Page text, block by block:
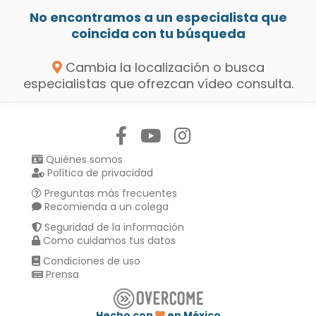
No encontramos a un especialista que
coincida con tu búsqueda
Cambia la localización o busca
especialistas que ofrezcan vídeo consulta.
Quiénes somos
Política de privacidad
Preguntas más frecuentes
Recomienda a un colega
Seguridad de la información
Como cuidamos tus datos
Condiciones de uso
Prensa